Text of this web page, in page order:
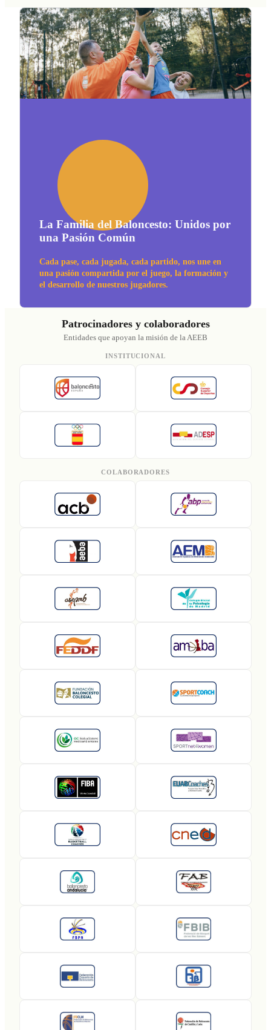
La Familia del Baloncesto: Unidos por
una Pasión Común
Cada pase, cada jugada, cada partido, nos une en
una pasión compartida por el juego, la formación y
el desarrollo de nuestros jugadores.
Patrocinadores y colaboradores
Entidades que apoyan la misión de la AEEB
INSTITUCIONAL
COLABORADORES